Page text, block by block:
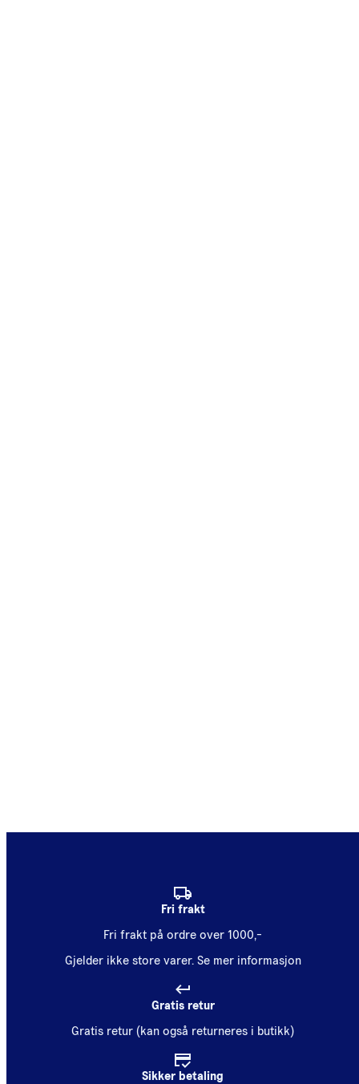
Fri frakt
Fri frakt på ordre over 1000,-
Gjelder ikke store varer. Se mer informasjon
Gratis retur
Gratis retur (kan også returneres i butikk)
Sikker betaling